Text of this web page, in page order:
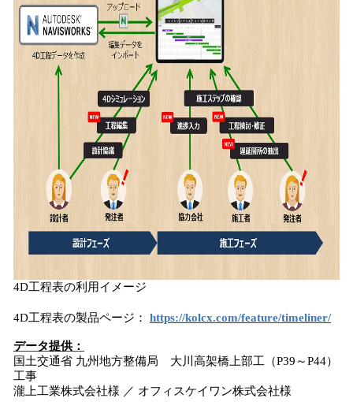
4D工程表の利用イメージ
4D工程表の製品ページ： https://kolcx.com/feature/timeliner/
データ提供：
国土交通省 九州地方整備局 大川高架橋上部工（P39～P44）
工事
瀧上工業株式会社様 ／ オフィスケイワン株式会社様